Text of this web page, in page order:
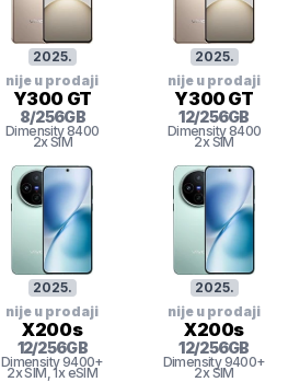
2025.
nije u prodaji
Y300 GT
8/256GB
Dimensity 8400
2x SIM
2025.
nije u prodaji
Y300 GT
12/256GB
Dimensity 8400
2x SIM
2025.
nije u prodaji
X200s
12/256GB
Dimensity 9400+
2x SIM, 1x eSIM
2025.
nije u prodaji
X200s
12/256GB
Dimensity 9400+
2x SIM